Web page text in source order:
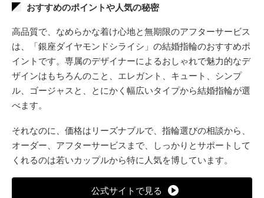
おすすめのポイントや人気の秘密
高品質で、なめらかな着け心地と無期限のアフターサービス
は、「銀座ダイヤモンドシライシ」の結婚指輪のおすすめポ
イントです。専属のデザイナーによるおしゃれで魅力的なデ
ザインはもちろんのこと、エレガント、キュート、シンプ
ル、ゴージャスと、とにかく幅広いタイプから結婚指輪が選
べます。
それなのに、価格はリーズナブルで、指輪選びの相談から、
オーダー、アフターサービスまで、しっかりとサポートして
くれるのは若いカップルから特に人気を博しています。
公式サイトで見る